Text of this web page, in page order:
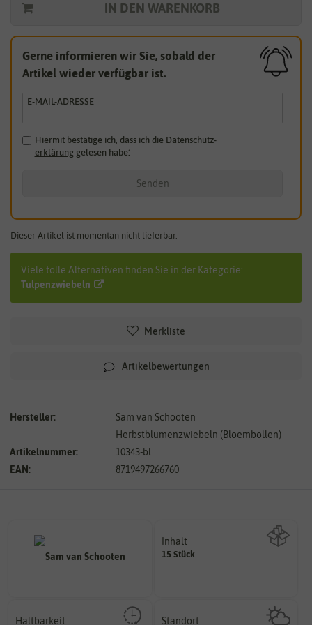
IN DEN WARENKORB
Gerne informieren wir Sie, sobald der
Artikel wieder verfügbar ist.
E-MAIL-ADRESSE
Hiermit bestätige ich, dass ich die Daten­schutz­
erklärunggelesen habe.*
Senden
Dieser Artikel ist momentan nicht lieferbar.
Viele tolle Alternativen finden Sie in der Kategorie:
Tulpenzwiebeln
Merkliste
Artikelbewertungen
Hersteller:
Sam van Schooten
Herbstblumenzwiebeln (Bloembollen)
Artikelnummer:
10343-bl
EAN:
8719497266760
Inhalt
15 StückWie viel ist enthalten
Haltbarkeit Standort